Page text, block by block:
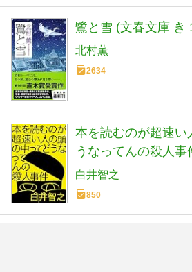
鷺と雪 (文春文庫 き
北村薫
2634
本を読むのが超速い
うなってんの殺人事
白井智之
850